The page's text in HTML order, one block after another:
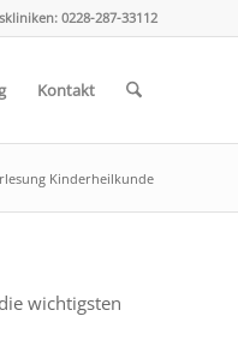
0228-287-33112
Kontakt
Kinderheilkunde
wichtigsten